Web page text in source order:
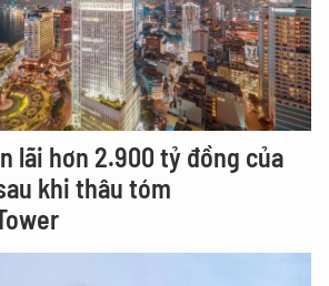
lãi hơn 2.900 tỷ đồng của
khi thâu tóm